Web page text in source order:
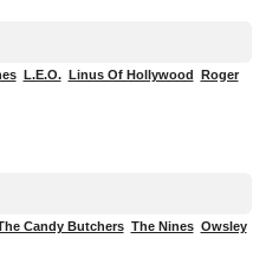
L.E.O. Linus Of Hollywood Roger
Candy Butchers The Nines Owsley